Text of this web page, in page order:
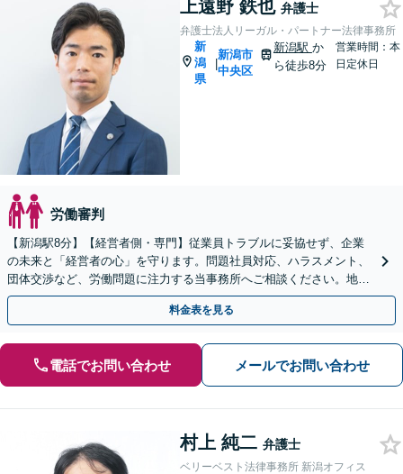
上遠野 鉄也 弁護士
弁護士法人リーガル・パートナー法律事務所
新
潟
県
|
新潟市
中央区
新潟駅 か
ら徒歩8分
営業時間：本
日定休日
労働審判
【新潟駅8分】【経営者側・専門】従業員トラブルに妥協せず、企業
の未来と「経営者の心」を守ります。問題社員対応、ハラスメント、
団体交渉など、労働問題に注力する当事務所へご相談ください。地域
密着で迅速に対応します。【顧問先80社以上の実績】
料金表を見る
電話でお問い合わせ メールでお問い合わせ
村上 純二 弁護士
ベリーベスト法律事務所 新潟オフィス